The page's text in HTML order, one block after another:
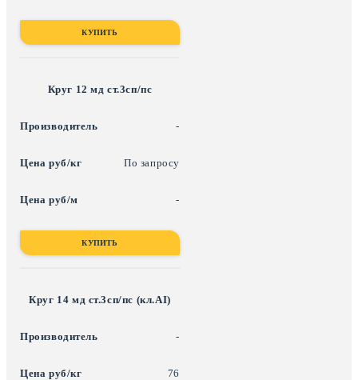
КУПИТЬ
Круг 12 мд ст.3сп/пс
-
По запросу
-
КУПИТЬ
Круг 14 мд ст.3сп/пс (кл.АI)
-
76